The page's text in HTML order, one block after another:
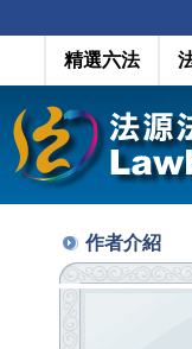
精選六法
作者介紹